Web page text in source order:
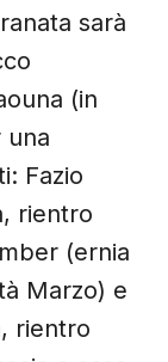
sarà
(in
una
Fazio
rientro
(ernia
Marzo) e
rientro